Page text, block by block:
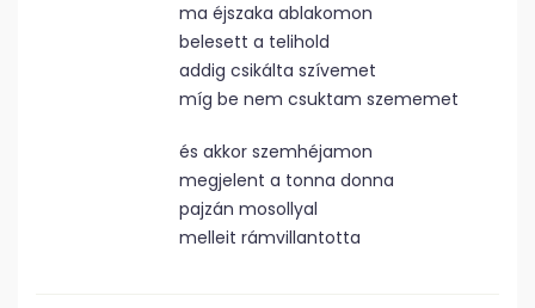
ma éjszaka ablakomon
belesett a telihold
addig csikálta szívemet
míg be nem csuktam szememet
és akkor szemhéjamon
megjelent a tonna donna
pajzán mosollyal
melleit rámvillantotta